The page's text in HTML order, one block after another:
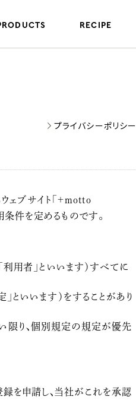
RECIPE
プライバシーポリシー
ェブサイト「＋motto
条件を定めるものです。
用者」といいます）すべてに
といいます）をすることがあり
限り、個別規定の規定が優先
を申請し、当社がこれを承認